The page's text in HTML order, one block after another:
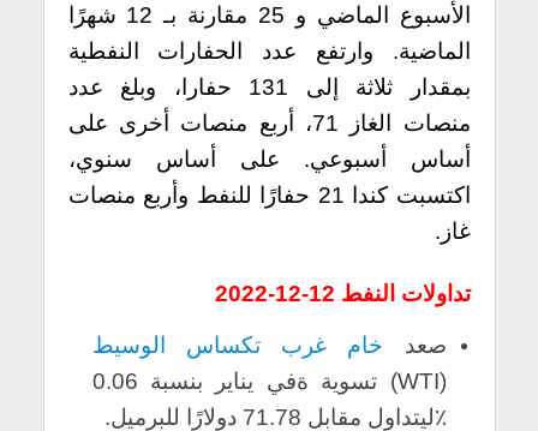
الأسبوع الماضي و 25 مقارنة بـ 12 شهرًا
الماضية. وارتفع عدد الحفارات النفطية
بمقدار ثلاثة إلى 131 حفارا، وبلغ عدد
منصات الغاز 71، أربع منصات أخرى على
أساس أسبوعي. على أساس سنوي،
اكتسبت كندا 21 حفارًا للنفط وأربع منصات
غاز.
تداولات النفط 12-12-2022
صعد خام غرب تكساس الوسيط
(WTI) تسوية ةفي يناير بنسبة 0.06
٪ليتداول مقابل 71.78 دولارًا للبرميل.